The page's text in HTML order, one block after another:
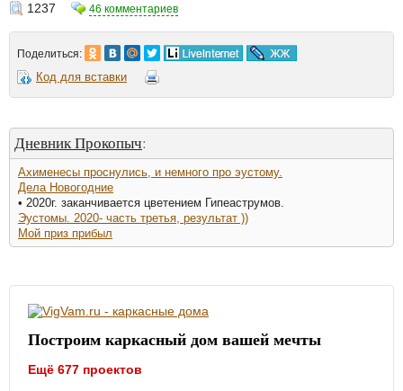
1237 46 комментариев
Поделиться:
Код для вставки
Дневник Прокопыч:
Ахименесы проснулись, и немного про эустому.
Дела Новогодние
• 2020г. заканчивается цветением Гипеаструмов.
Эустомы. 2020- часть третья, результат ))
Мой приз прибыл
Построим каркасный дом вашей мечты
Ещё 677 проектов